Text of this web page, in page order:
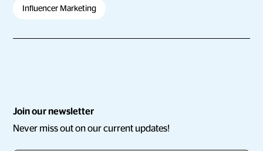
Influencer Marketing
Join our newsletter
Never miss out on our current updates!